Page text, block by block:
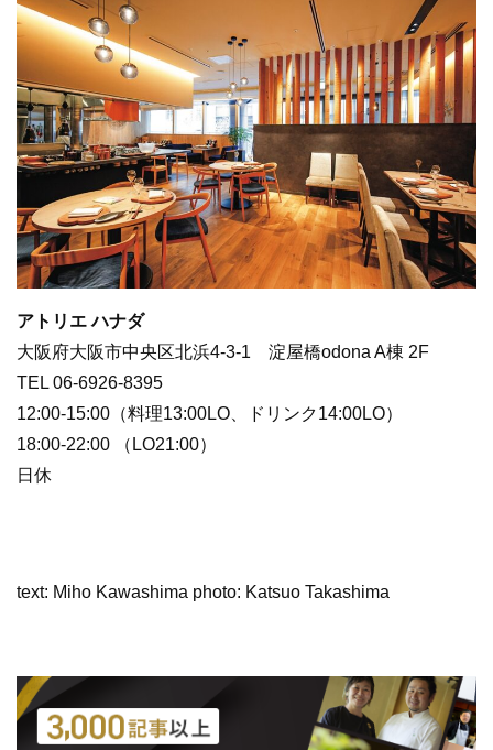
アトリエ ハナダ
大阪府大阪市中央区北浜4-3-1 淀屋橋odona A棟 2F
TEL 06-6926-8395
12:00-15:00（料理13:00LO、ドリンク14:00LO）
18:00-22:00 （LO21:00）
日休
text: Miho Kawashima photo: Katsuo Takashima